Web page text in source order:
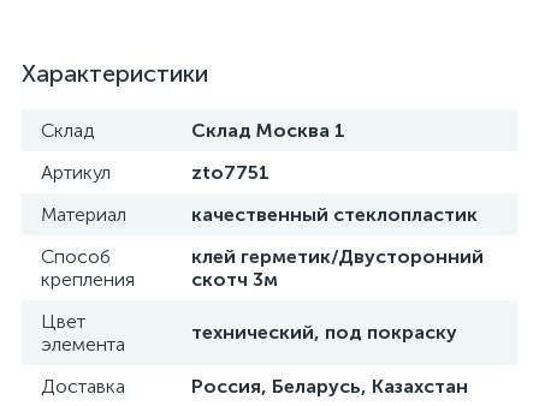
Характеристики
Склад
Склад Москва 1
Артикул
zto7751
Материал
качественный стеклопластик
Способ
крепления
клей герметик/Двусторонний
скотч 3м
Цвет
элемента
технический, под покраску
Доставка Россия, Беларусь, Казахстан